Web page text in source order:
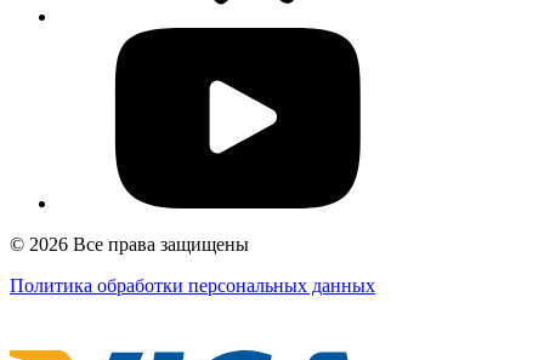
© 2026 Все права защищены
Политика обработки персональных данных